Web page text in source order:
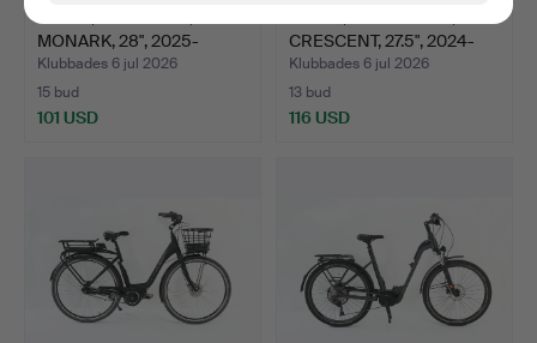
MONARK, 28", 2025-
5000-BG…
Klubbades 6 jul 2026
15 bud
101 USD
CRESCENT, 27.5", 2024-
50…
Klubbades 6 jul 2026
13 bud
116 USD